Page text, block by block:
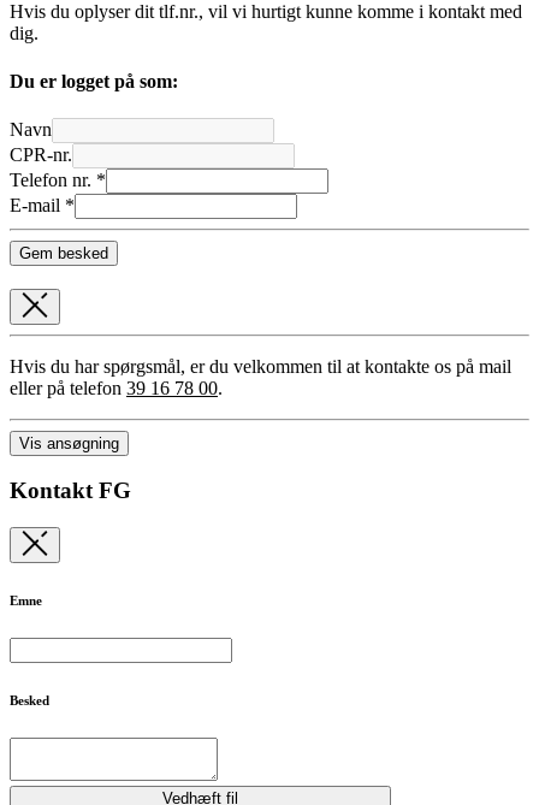
Hvis du oplyser dit tlf.nr., vil vi hurtigt kunne komme i kontakt med
dig.
Du er logget på som:
Navn
CPR-nr.
Telefon nr. *
E-mail *
Gem besked
Hvis du har spørgsmål, er du velkommen til at kontakte os på mail
eller på telefon 39 16 78 00.
Vis ansøgning
Kontakt FG
Emne
Besked
Vedhæft fil